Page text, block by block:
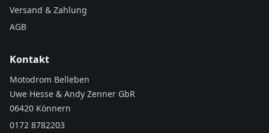
Versand & Zahlung
AGB
Kontakt
Motodrom Belleben
Uwe Hesse & Andy Zenner GbR
06420 Könnern
0172 8782203